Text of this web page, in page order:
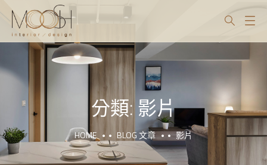
分類: 影片
HOME BLOG 文章 影片